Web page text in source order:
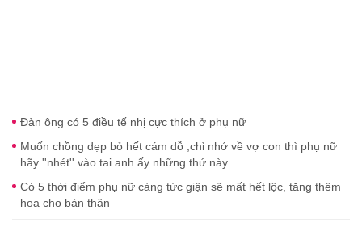
Đàn ông có 5 điều tế nhị cực thích ở phụ nữ
Muốn chồng dẹp bỏ hết cám dỗ ,chỉ nhớ về vợ con thì phụ nữ
hãy ''nhét'' vào tai anh ấy những thứ này
Có 5 thời điểm phụ nữ càng tức giận sẽ mất hết lộc, tăng thêm
họa cho bản thân